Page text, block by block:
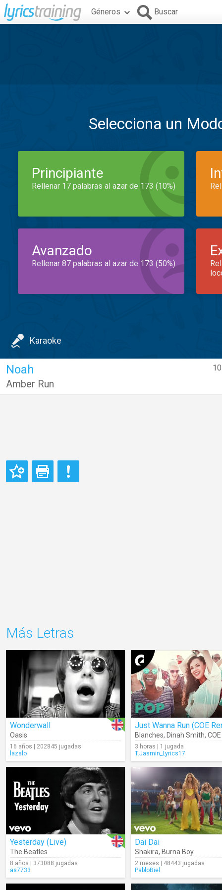
Géneros Buscar
Selecciona un
Principiante
Rellenar 17 palabras al azar de 173 (10%)
Avanzado
Rellenar 87 palabras al azar de 173 (50%)
Karaoke
Noah
Amber Run
Más Letras
Wonderwall
Oasis
16 años | 202845 jugadas
lazslo
Just Wanna Run (COE
Blanches, Dinah Smith, COE
3 horas | 1 jugada
T.Jasmin_Lyrics17
Yesterday (Live)
The Beatles
8 años | 373088 jugadas
as7733
Dai Dai
Shakira, Burna Boy
2 meses | 48443 jugadas
PabloBiel